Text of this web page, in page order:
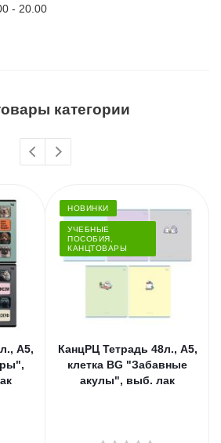
- 20.00
категории
А5,
НОВИНКИ
УЧЕБНЫЕ
ПОСОБИЯ,
КАНЦТОВАРЫ
КанцРЦ Тетрадь 48л., А5,
клетка BG "Забавные
акулы", выб. лак